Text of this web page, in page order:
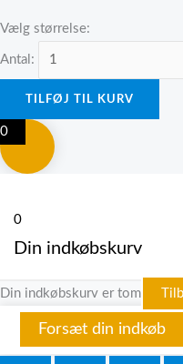
Vælg størrelse:
Antal:
TILFØJ TIL KURV
0
0
Din indkøbskurv
Din indkøbskurv er tom
Forsæt din indkøb